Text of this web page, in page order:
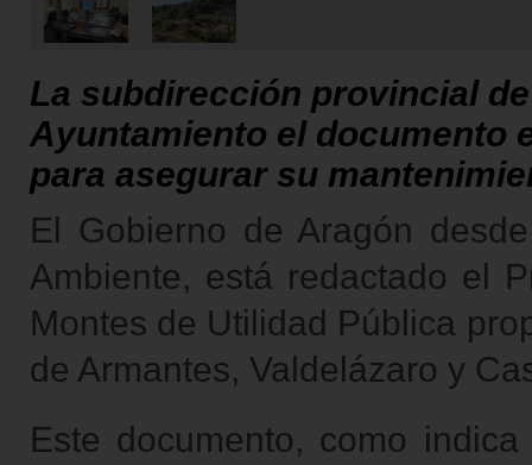
La subdirección provincial
Ayuntamiento el documento
para asegurar su
El Gobierno de Aragón
Ambiente, está redactado el
Montes de Utilidad Pública
de Armantes, Valdelázaro y
Este documento, como